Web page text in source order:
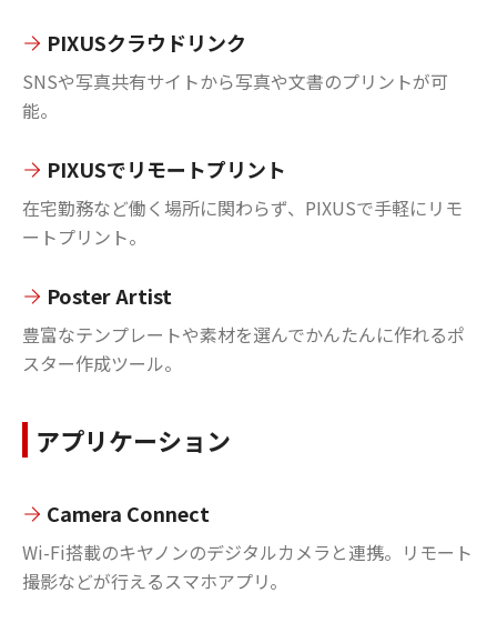
PIXUSクラウドリンク
SNSや写真共有サイトから写真や文書のプリントが可
能。
PIXUSでリモートプリント
在宅勤務など働く場所に関わらず、PIXUSで手軽にリモ
ートプリント。
Poster Artist
豊富なテンプレートや素材を選んでかんたんに作れるポ
スター作成ツール。
アプリケーション
Camera Connect
Wi-Fi搭載のキヤノンのデジタルカメラと連携。リモート
撮影などが行えるスマホアプリ。